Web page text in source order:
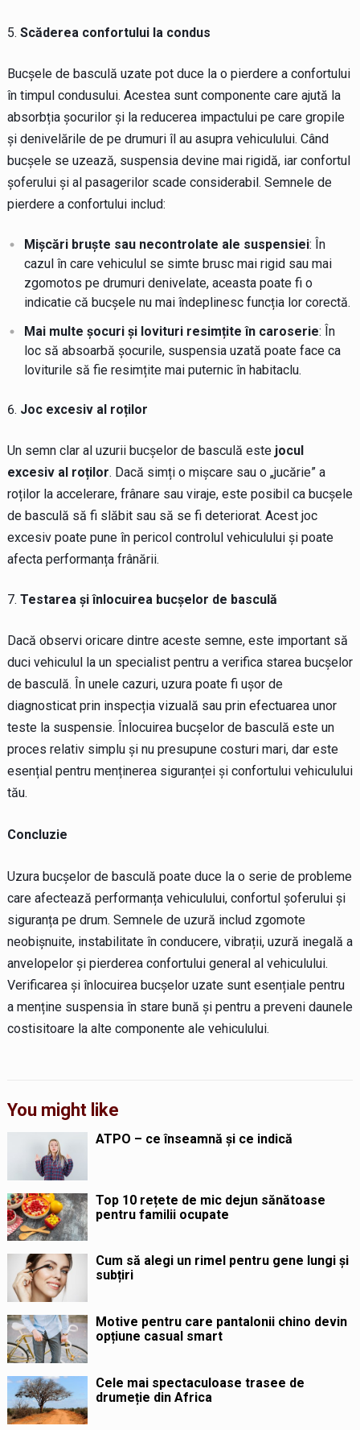
Scăderea confortului la condus
Bucșele de basculă uzate pot duce la o pierdere a confortului
în timpul condusului. Acestea sunt componente care ajută la
absorbția șocurilor și la reducerea impactului pe care gropile
și denivelările de pe drumuri îl au asupra vehiculului. Când
bucșele se uzează, suspensia devine mai rigidă, iar confortul
șoferului și al pasagerilor scade considerabil. Semnele de
pierdere a confortului includ:
Mișcări bruște sau necontrolate ale suspensiei: În
cazul în care vehiculul se simte brusc mai rigid sau mai
zgomotos pe drumuri denivelate, aceasta poate fi o
indicatie că bucșele nu mai îndeplinesc funcția lor corectă.
Mai multe șocuri și lovituri resimțite în caroserie: În
loc să absoarbă șocurile, suspensia uzată poate face ca
loviturile să fie resimțite mai puternic în habitaclu.
Joc excesiv al roților
Un semn clar al uzurii bucșelor de basculă este jocul
excesiv al roților. Dacă simți o mișcare sau o „jucărie” a
roților la accelerare, frânare sau viraje, este posibil ca bucșele
de basculă să fi slăbit sau să se fi deteriorat. Acest joc
excesiv poate pune în pericol controlul vehiculului și poate
afecta performanța frânării.
Testarea și înlocuirea bucșelor de basculă
Dacă observi oricare dintre aceste semne, este important să
duci vehiculul la un specialist pentru a verifica starea bucșelor
de basculă. În unele cazuri, uzura poate fi ușor de
diagnosticat prin inspecția vizuală sau prin efectuarea unor
teste la suspensie. Înlocuirea bucșelor de basculă este un
proces relativ simplu și nu presupune costuri mari, dar este
esențial pentru menținerea siguranței și confortului vehiculului
tău.
Concluzie
Uzura bucșelor de basculă poate duce la o serie de probleme
care afectează performanța vehiculului, confortul șoferului și
siguranța pe drum. Semnele de uzură includ zgomote
neobișnuite, instabilitate în conducere, vibrații, uzură inegală a
anvelopelor și pierderea confortului general al vehiculului.
Verificarea și înlocuirea bucșelor uzate sunt esențiale pentru
a menține suspensia în stare bună și pentru a preveni daunele
costisitoare la alte componente ale vehiculului.
You might like
ATPO – ce înseamnă și ce indică
Top 10 rețete de mic dejun sănătoase
pentru familii ocupate
Cum să alegi un rimel pentru gene lungi și
subțiri
Motive pentru care pantalonii chino devin
opțiune casual smart
Cele mai spectaculoase trasee de
drumeție din Africa